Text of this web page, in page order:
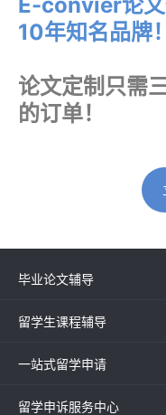
10年知名品牌！
论文定制只需
的订单！
毕业论文辅导
留学生课程辅导
一站式留学申请
留学申诉服务中心